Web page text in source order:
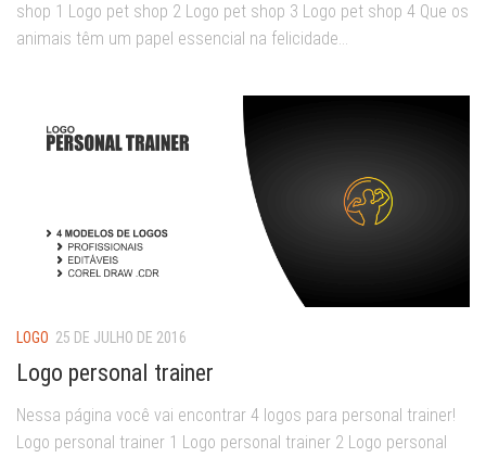
shop 1 Logo pet shop 2 Logo pet shop 3 Logo pet shop 4 Que os
animais têm um papel essencial na felicidade...
LOGO 25 DE JULHO DE 2016
Logo personal trainer
Nessa página você vai encontrar 4 logos para personal trainer!
Logo personal trainer 1 Logo personal trainer 2 Logo personal